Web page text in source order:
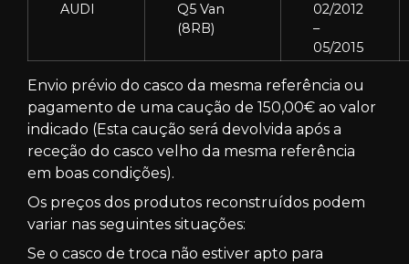
AUDI
Q5 Van
(8RB)
02/2012
–
05/2015
Envio prévio do casco da mesma referência ou
pagamento de uma caução de 150,00€ ao valor
indicado (Esta caução será devolvida após a
receção do casco velho da mesma referência
em boas condições).
Os preços dos produtos reconstruídos podem
variar nas seguintes situações:
Se o casco de troca não estiver apto para